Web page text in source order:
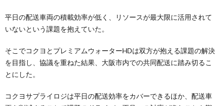
平日の配送車両の積載効率が低く、リソースが最大限に活用されて
いないという課題を抱えていた。
そこでコクヨとプレミアムウォーターHDは双方が抱える課題の解決
を目指し、協議を重ねた結果、大阪市内での共同配送に踏み切るこ
とにした。
コクヨサプライロジは平日の配送効率をカバーできるほか、配送車